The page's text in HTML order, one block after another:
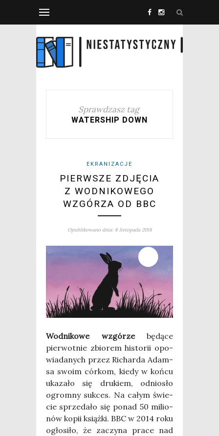
Sprawdzasz tag
WATERSHIP DOWN
EKRANIZACJE
PIERWSZE ZDJĘCIA
Z WODNIKOWEGO
WZGÓRZA OD BBC
Opublikowano dnia: 8 listopada 2018
Wod­ni­ko­we wzgó­rzebędą­ce
pier­wot­nie zbio­rem histo­rii opo­
wia­da­nych przez Richar­da Adam­
sa swo­im cór­kom, kie­dy w koń­cu
uka­za­ło się dru­kiem, odnio­sło
ogrom­ny suk­ces. Na całym świe­
cie sprze­da­ło się ponad 50 milio­
nów kopii książ­ki. BBC w 2014 roku
ogło­si­ło, że zaczy­na pra­ce nad